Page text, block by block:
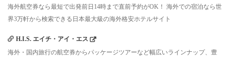
海外航空券なら最短で出発前日14時まで直前予約がOK！ 海外での宿泊なら世
界3万軒から検索できる日本最大級の海外格安ホテルサイト
H.I.S. エイチ・アイ・エス
海外・国内旅行の航空券からパッケージツアーなど幅広いラインナップ、豊